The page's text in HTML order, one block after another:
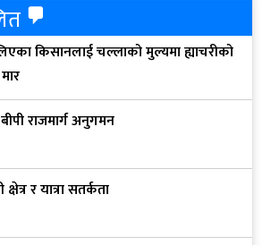
किसानलाई चल्लाको मुल्यमा ह्याचरीको
बीपी राजमार्ग अनुगमन
र यात्रा सतर्कता